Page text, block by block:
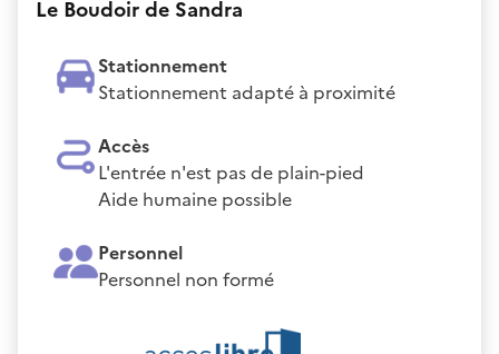
Le Boudoir de Sandra
Stationnement
Stationnement adapté à proximité
Accès
L'entrée n'est pas de plain-pied
Aide humaine possible
Personnel
Personnel non formé